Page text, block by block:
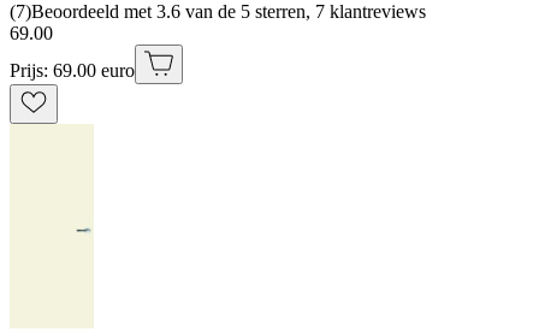
(7)Beoordeeld met 3.6 van de 5 sterren, 7 klantreviews
69.00
Prijs: 69.00 euro